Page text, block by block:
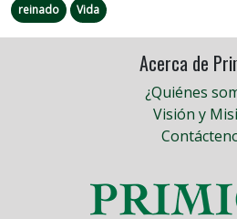
reinado
Vida
Acerca de
¿Quiénes
Visión y